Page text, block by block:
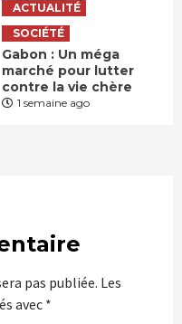
ACTUALITÉ
SOCIÉTÉ
Gabon : Un méga
marché pour lutter
contre la vie chère
1 semaine ago
pas publiée. Les
avec *